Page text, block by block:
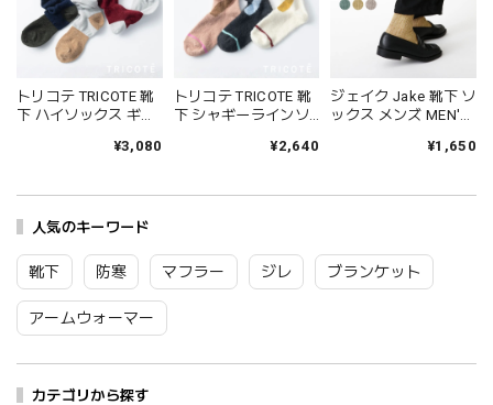
人気のキーワード
靴下 防寒 マフラー ジレ ブランケット
アームウォーマー
カテゴリから探す
トリコテ TRICOTE 靴
下 ハイソックス ギャ
クス レディース おし
ト プレゼント レッド
25cm TR53SO040
Tr002
¥3,080
トリコテ TRICOTE 靴
下 シャギーラインソ
本製 国産 秋冬 おしゃ
Tr003
¥2,640
ジェイク Jake 靴下 ソ
ックス メンズ MEN'S
夏 ブランド 日本製 国
Fr088
¥1,650